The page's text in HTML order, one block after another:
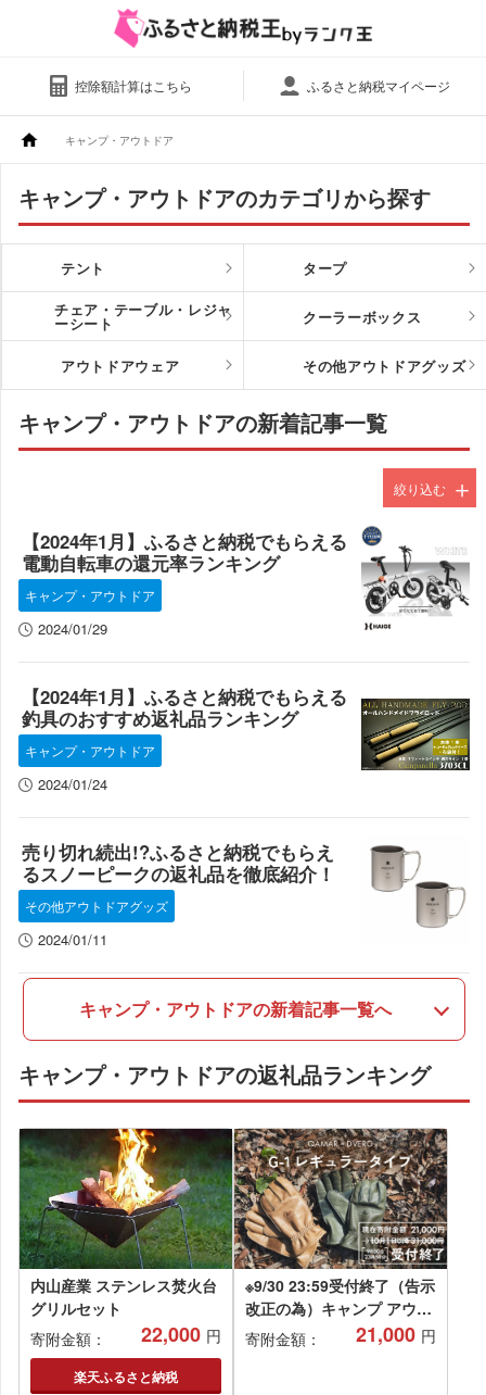
控除額計算はこちら ふるさと納税マイページ
キャンプ・アウトドア
キャンプ・アウトドアのカテゴリから探す
テント
タープ
チェア・テーブル・レジャ
ーシート クーラーボックス
アウトドアウェア その他アウトドアグッズ
キャンプ・アウトドアの新着記事一覧
絞り込む
テント
タープ
ペグ
クーラーボックス
アウトドアウェア
その他アウトドアグッズ
【2024年1月】ふるさと納税でもらえる
電動自転車の還元率ランキング
キャンプ・アウトドア
2024/01/29
【2024年1月】ふるさと納税でもらえる
釣具のおすすめ返礼品ランキング
キャンプ・アウトドア
2024/01/24
売り切れ続出!?ふるさと納税でもらえ
るスノーピークの返礼品を徹底紹介！
その他アウトドアグッズ
2024/01/11
キャンプ・アウトドアの新着記事一覧へ
キャンプ・アウトドアの返礼品ランキング
内山産業 ステンレス焚火台
グリルセット
寄附金額：
22,000 円
楽天ふるさと納税
※9/30 23:59受付終了（告示
改正の為）キャンプ アウト
ドア グローブ DVERG ×
GRIP SWANY ドベルグ ×
寄附金額： 21,000 円